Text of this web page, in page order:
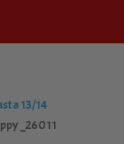
13/14
_26011